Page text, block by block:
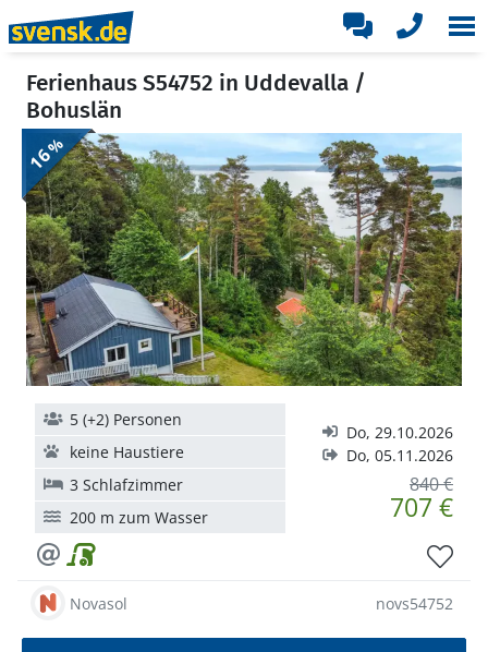
Ferienhaus S54752 in Uddevalla /
Bohuslän
Do, 29.10.2026
Do, 05.11.2026
840 €
707 €
5 (+2) Personen
keine Haustiere
3 Schlafzimmer
200 m zum Wasser
Novasol novs54752
16
%